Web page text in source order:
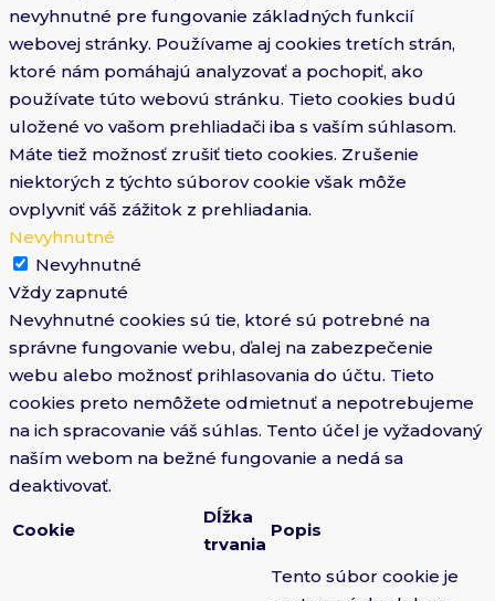
nevyhnutné pre fungovanie základných funkcií
webovej stránky. Používame aj cookies tretích strán,
ktoré nám pomáhajú analyzovať a pochopiť, ako
používate túto webovú stránku. Tieto cookies budú
uložené vo vašom prehliadači iba s vaším súhlasom.
Máte tiež možnosť zrušiť tieto cookies. Zrušenie
niektorých z týchto súborov cookie však môže
ovplyvniť váš zážitok z prehliadania.
Nevyhnutné
Nevyhnutné
Vždy zapnuté
Nevyhnutné cookies sú tie, ktoré sú potrebné na
správne fungovanie webu, ďalej na zabezpečenie
webu alebo možnosť prihlasovania do účtu. Tieto
cookies preto nemôžete odmietnuť a nepotrebujeme
na ich spracovanie váš súhlas. Tento účel je vyžadovaný
naším webom na bežné fungovanie a nedá sa
deaktivovať.
Cookie
Dĺžka
trvania
Popis
Tento súbor cookie je